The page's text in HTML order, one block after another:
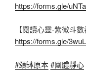
https://forms.gle/
【閱讀心靈-紫微斗數
https://forms.gle/
#頌缽原本#團體靜心